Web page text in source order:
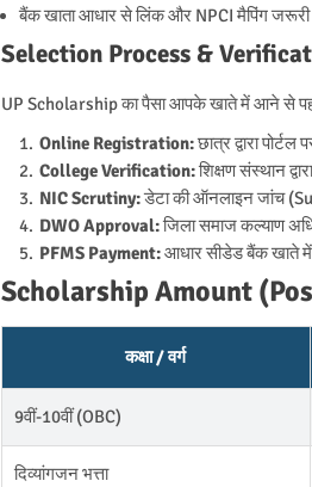
बैंक खाता आधार से लिंक और NPCI मैपिंग
Selection Process &
UP Scholarship का पैसा आपके खाते में आने से
Online Registration:छात्र द्वारा
College Verification:शिक्षण संस्थान
NIC Scrutiny:डेटा की ऑनलाइन जांच
DWO Approval:जिला समाज कल्याण
PFMS Payment:आधार सीडेड बैंक खाते में
Scholarship Amount
कक्षा / वर्ग
9वीं-10वीं (OBC)
दिव्यांगजन भत्ता